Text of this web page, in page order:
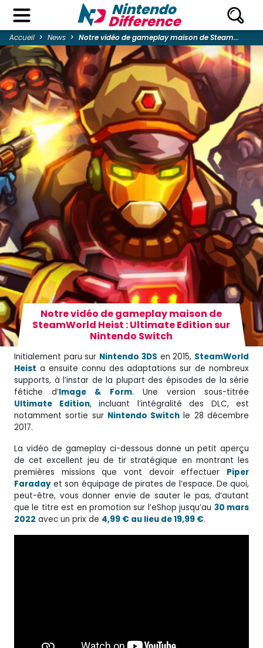
Accueil News Notre vidéo de gameplay maison de Steam...
Notre vidéo de gameplay maison de
SteamWorld Heist : Ultimate Edition sur
Nintendo Switch
Initialement paru sur Nintendo 3DS en 2015, SteamWorld
Heist a ensuite connu des adaptations sur de nombreux
supports, à l’instar de la plupart des épisodes de la série
fétiche d’Image & Form. Une version sous-titrée
Ultimate Edition, incluant l’intégralité des DLC, est
notamment sortie sur Nintendo Switch le 28 décembre
2017.
La vidéo de gameplay ci-dessous donne un petit aperçu
de cet excellent jeu de tir stratégique en montrant les
premières missions que vont devoir effectuer Piper
Faraday et son équipage de pirates de l’espace. De quoi,
peut-être, vous donner envie de sauter le pas, d’autant
que le titre est en promotion sur l’eShop jusqu’au 30 mars
2022 avec un prix de 4,99 € au lieu de 19,99 €.